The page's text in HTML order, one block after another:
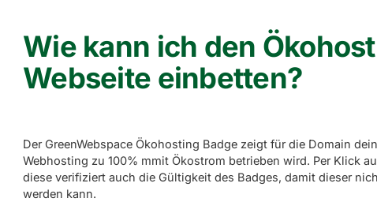
Wie kann ich den
Webseite einbetten?
Der GreenWebspace Ökohosting Badge zeigt für die Domain
Webhosting zu 100% mmit Ökostrom betrieben wird. Per Klick
diese verifiziert auch die Gültigkeit des Badges, damit dieser
werden kann.